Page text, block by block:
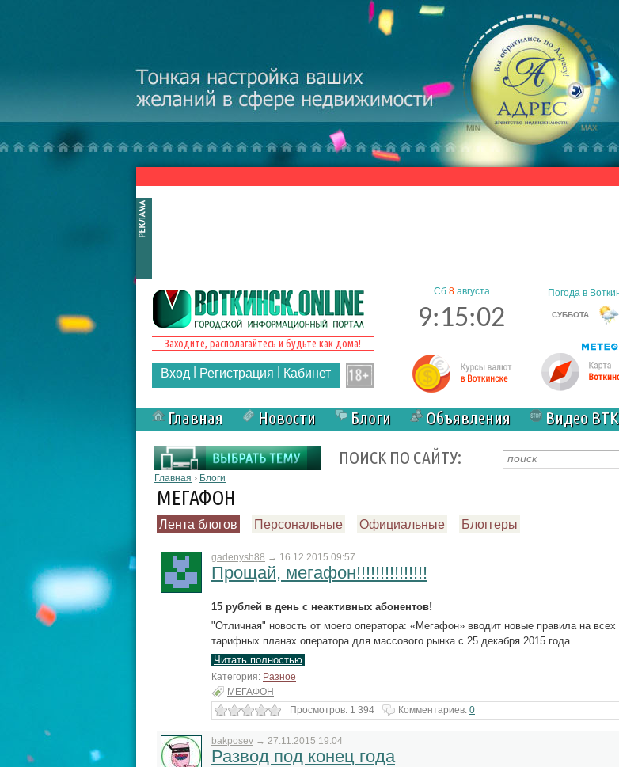
Заходите, располагайтесь и будьте как дома!
Вход Регистрация Кабинет
Сб 8августа
9:15:03
Главная Новости Блоги Объявления Видео ВТК
ПОИСК ПО САЙТУ:
Форма поиска
Вы здесь
Главная › Блоги
МЕГАФОН
Лента блогов Персональные Официальные Блоггеры
gadenysh88 → 16.12.2015 09:57
Прощай, мегафон!!!!!!!!!!!!!!!
15 рублей в день с неактивных абонентов!
"Отличная" новость от моего оператора: «Мегафон» вводит новые правила на всех
тарифных планах оператора для массового рынка с 25 декабря 2015 года.
Читать полностью
Категория: Разное
МЕГАФОН
Просмотров: 1 394
Комментариев: 0
bakposev → 27.11.2015 19:04
Развод под конец года